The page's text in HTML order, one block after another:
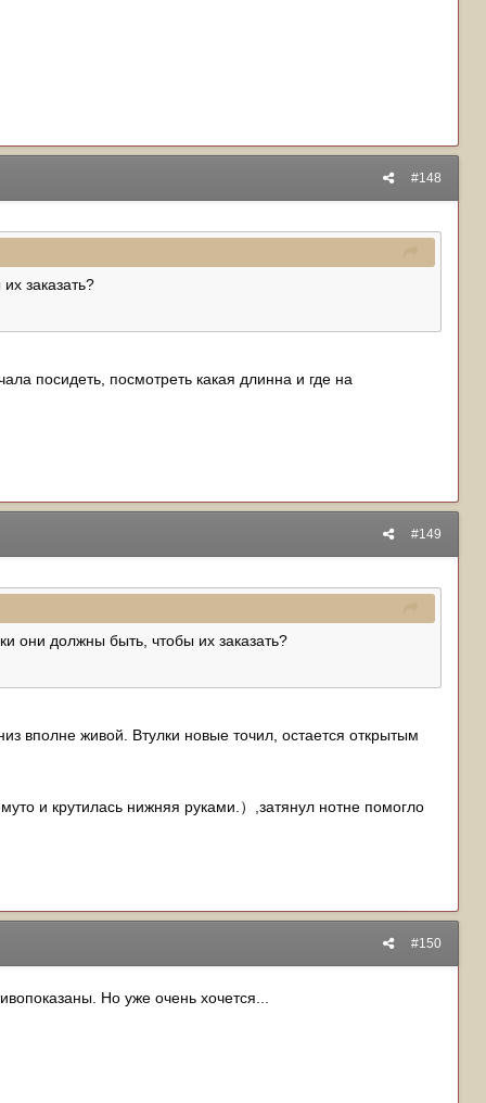
#148
заказать?
посидеть, посмотреть какая длинна и где на
#149
они должны быть, чтобы их заказать?
вполне живой. Втулки новые точил, остается открытым
и крутилась нижняя руками.）,затянул нотне помогло
#150
Но уже очень хочется...